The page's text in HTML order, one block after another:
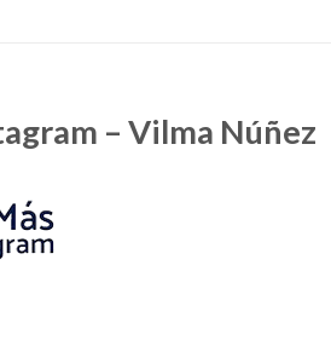
– Vilma Núñez